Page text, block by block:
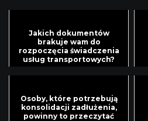
Jakich dokumentów
brakuje wam do
rozpoczęcia świadczenia
usług transportowych?
Osoby, które potrzebują
konsolidacji zadłużenia,
powinny to przeczytać